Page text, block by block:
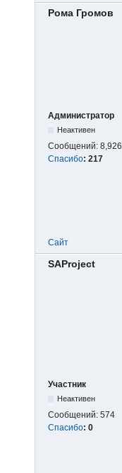
Рома Громов
Администратор
Неактивен
Сообщений: 8,926
Спасибо: 217
Сайт
SAProject
Участник
Неактивен
Сообщений: 574
Спасибо: 0